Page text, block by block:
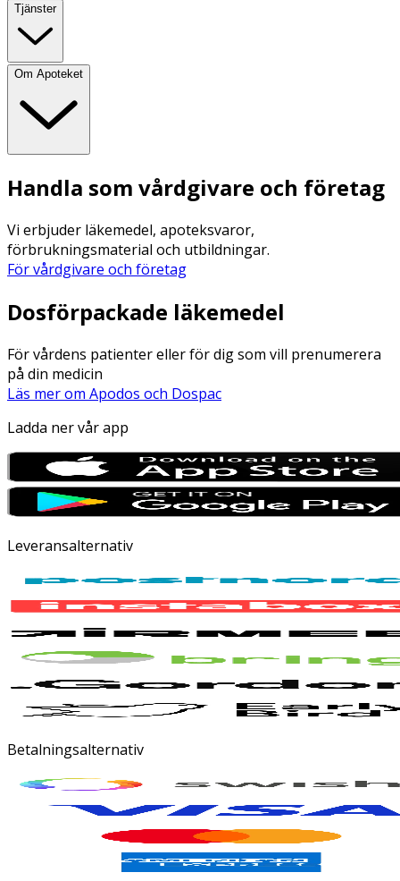
Tjänster
Om Apoteket
Handla som vårdgivare och företag
Vi erbjuder läkemedel, apoteksvaror,
förbrukningsmaterial och utbildningar.
För vårdgivare och företag
Dosförpackade läkemedel
För vårdens patienter eller för dig som vill prenumerera
på din medicin
Läs mer om Apodos och Dospac
Ladda ner vår app
Leveransalternativ
Betalningsalternativ